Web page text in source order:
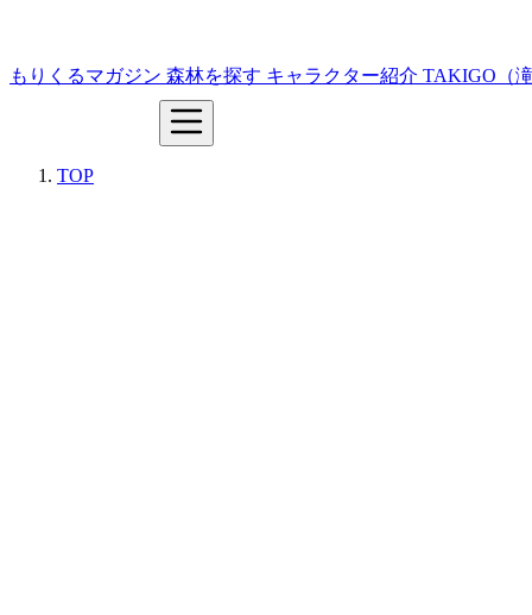
もりくるマガジン 森林を探す キャラクター紹介 TAKIGO（
TOP